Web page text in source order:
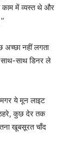
काम में व्यस्त थे और
’’
अच्छा नहीं लगता
साथ डिनर ले
ये मून लाइट
,कुछ देर तक
खूबसूरत चाँद